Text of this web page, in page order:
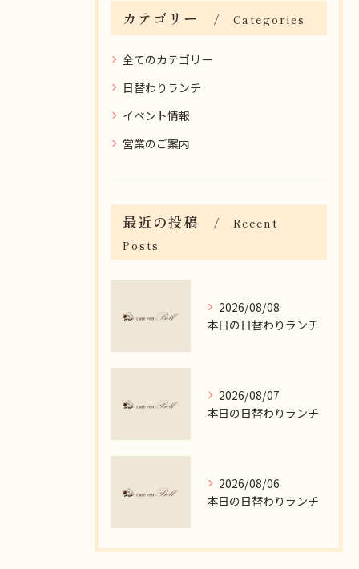
カテゴリー Categories
全てのカテゴリー
日替わりランチ
イベント情報
営業のご案内
最近の投稿
Recent
Posts
2026/08/08
本日の日替わりランチ
2026/08/07
本日の日替わりランチ
2026/08/06
本日の日替わりランチ